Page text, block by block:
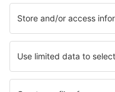
Cele mai căutate
Hoteluri în Luxemburg -
Hoteluri în Esch-sur-Alzette
Hoteluri în Vianden